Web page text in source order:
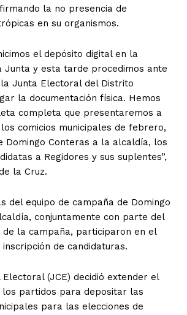
la no presencia de
en su organismos.
el depósito digital en la
y esta tarde procedimos ante
Junta Electoral del Distrito
la documentación física. Hemos
completa que presentaremos a
comicios municipales de febrero,
Domingo Conteras a la alcaldía, los
a Regidores y sus suplentes”,
la Cruz.
del equipo de campaña de Domingo
conjuntamente con parte del
de la campaña, participaron en el
de candidaturas.
(JCE) decidió extender el
los partidos para depositar las
para las elecciones de